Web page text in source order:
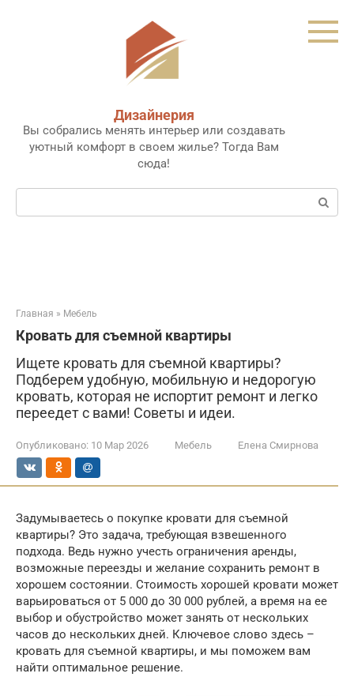
Дизайнерия
Вы собрались менять интерьер или создавать
уютный комфорт в своем жилье? Тогда Вам
сюда!
Поиск:
Главная » Мебель
Кровать для съемной квартиры
Ищете кровать для съемной квартиры?
Подберем удобную, мобильную и недорогую
кровать, которая не испортит ремонт и легко
переедет с вами! Советы и идеи.
Опубликовано: 10 Мар 2026 Мебель Елена Смирнова
Задумываетесь о покупке кровати для съемной
квартиры? Это задача, требующая взвешенного
подхода. Ведь нужно учесть ограничения аренды,
возможные переезды и желание сохранить ремонт в
хорошем состоянии. Стоимость хорошей кровати может
варьироваться от 5 000 до 30 000 рублей, а время на ее
выбор и обустройство может занять от нескольких
часов до нескольких дней. Ключевое слово здесь –
кровать для съемной квартиры, и мы поможем вам
найти оптимальное решение.